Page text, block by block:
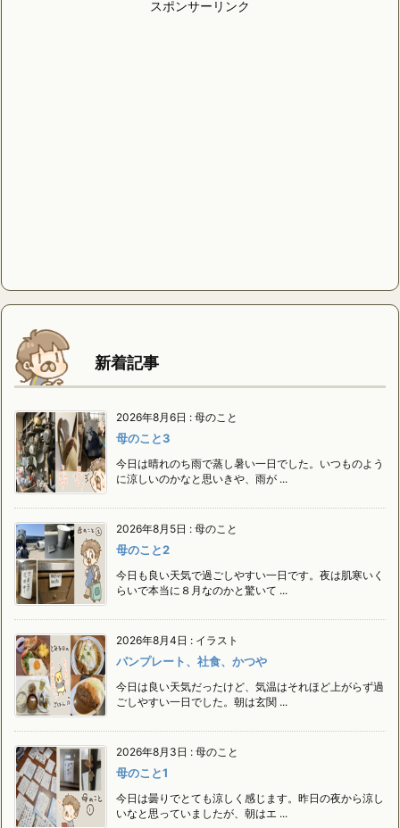
スポンサーリンク
新着記事
2026年8月6日 : 母のこと
母のこと3
今日は晴れのち雨で蒸し暑い一日でした。いつものよう
に涼しいのかなと思いきや、雨が ...
2026年8月5日 : 母のこと
母のこと2
今日も良い天気で過ごしやすい一日です。夜は肌寒いく
らいで本当に８月なのかと驚いて ...
2026年8月4日 : イラスト
パンプレート、社食、かつや
今日は良い天気だったけど、気温はそれほど上がらず過
ごしやすい一日でした。朝は玄関 ...
2026年8月3日 : 母のこと
母のこと1
今日は曇りでとても涼しく感じます。昨日の夜から涼し
いなと思っていましたが、朝はエ ...